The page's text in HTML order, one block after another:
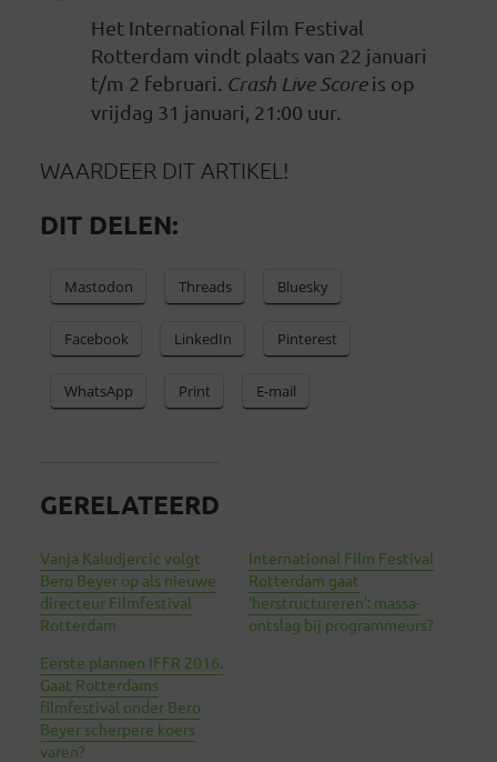
Het International Film Festival
Rotterdam vindt plaats van 22 januari
t/m 2 februari. Crash Live Scoreis op
vrijdag 31 januari, 21:00 uur.
WAARDEER DIT ARTIKEL!
DIT DELEN:
Mastodon Threads Bluesky
Facebook LinkedIn Pinterest
WhatsApp Print E-mail
GERELATEERD
Vanja Kaludjercic volgt
Bero Beyer op als nieuwe
directeur Filmfestival
Rotterdam
International Film Festival
Rotterdam gaat
‘herstructureren’: massa-
ontslag bij programmeurs?
Eerste plannen IFFR 2016.
Gaat Rotterdams
filmfestival onder Bero
Beyer scherpere koers
varen?